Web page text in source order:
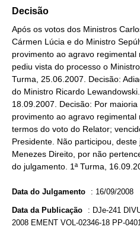
Decisão
Após os votos dos Ministros
Cármen Lúcia e do Ministro
provimento ao agravo
pediu vista do processo o
Turma, 25.06.2007. Decisão:
do Ministro Ricardo
18.09.2007. Decisão: Por
provimento ao agravo
termos do voto do Relator;
Presidente. Não participou,
Menezes Direito, por não
do julgamento. 1ª Turma,
Data do Julgamento : 16/09/2008
Data da Publicação : DJe-241
2008 EMENT VOL-02346-18 PP-